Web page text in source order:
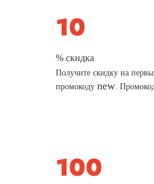
% скидка
Получите скидку на
промокодуnew.